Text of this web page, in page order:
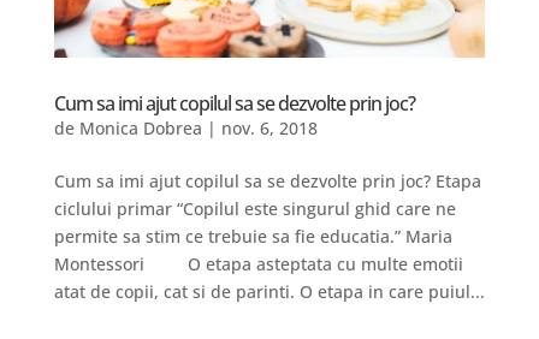
Cum sa imi ajut copilul sa se dezvolte prin joc?
de Monica Dobrea | nov. 6, 2018
Cum sa imi ajut copilul sa se dezvolte prin joc? Etapa
ciclului primar “Copilul este singurul ghid care ne
permite sa stim ce trebuie sa fie educatia.” Maria
Montessori O etapa asteptata cu multe emotii
atat de copii, cat si de parinti. O etapa in care puiul...